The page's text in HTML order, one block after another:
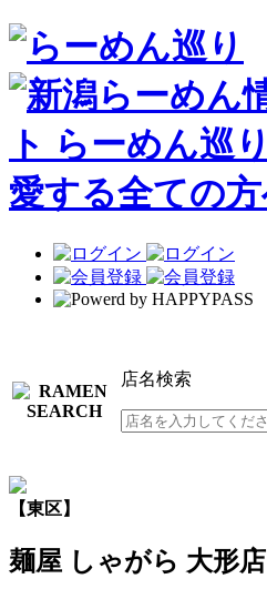
店名検索
【東区】
麺屋 しゃがら 大形店